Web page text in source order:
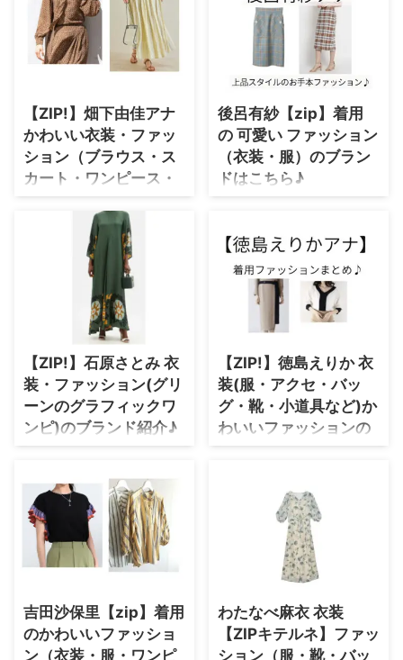
【ZIP!】で着用している衣装やフ
ァッションのブランド名や購入先
紹介♪ この投稿をInstagram
で見る 貴島 明日香
シェアした投稿 - 2020年 5月月
13日午後11時38分PDT ＼貴島
明日香(年齢・身長)など参考に♪
／ 生年月日 1996年2月15日(歳)
身長 170cm 血液型 AB型 メモ 好
きなお天気キャス ...
ス】もう中学生(もう中)衣装速報
♪大人気のもう中がテレビ番組で
着ている着用ファッションのブラ
ンド名や購入先を紹介しているペ
ージです♪ そうおっしゃっていた
だき、ありがとうございます！
https://t.co/tUZAJCQBiF — もう
中学生 (@mouchumaruta)
December 1, 2021 もう中学生(も
う中)衣装・ファッション(洋服・
アクセ・靴・バッグ・腕時計・小
♪【随時更新】 他 ...
【ZIP!】畑下由佳アナ
かわいい衣装・ファッ
ション（ブラウス・ス
カート・ワンピース・
コート）のブランド紹
畑下由佳(はたしたゆか)アナが
【ZIP!】で着用している衣装・フ
ァッション・ブランド紹介♪ 洋服
アクセサリー 靴 腕時計 小道具
などなど、随時チェックして更新
してます♪ ぜひブックマークして
チェックして下さいね♪ こ
の投稿をInstagramで見る
畑下由佳（日本テレビアナ
ウンサー）(@y_hatashita)がシェ
アした投稿 【zip】畑下由佳ア
ナ衣装(ブラウス)のブランドはこ
後呂有紗【zip】着用
の 可愛い ファッション
（衣装・服）のブラン
ドはこちら♪
日テレ「ZIP!」 毎週月曜日～金
この投稿をInstagramで見る
ZIP!(@ntvzip)がシェアし
た投稿 - 2020年 4月月20日午前
1時19分PDT このページでは
【zip】で 後呂有紗(うしろ あり
さ)さんが着用している衣装
ランド名・アクセサリー・購入先
等）やコーデを紹介します♪ ＼
後呂有紗(年齢・身長)など参考に
♪／ 生年月日 1994 ...
【ZIP!】石原さとみ 衣
装・ファッション(グリ
ーンのグラフィックワ
ンピ)のブランド紹介♪
【ZIP!】で石原さとみさんが着用
ランド紹介♪ 水ト麻美アナが話題
の人に迫る 「#mito_meets」 今
回は俳優 #石原さとみ さんに
meets！ 女優、そして一人の女
性としての変化、 さらに、夢を
分ごろです！#明日のZIP! #ZIP特
集 #ZIP!🎀
pic.twitter.com/RY9ez3ejfm —
【ZIP!】徳島えりか 衣
装(服・アクセ・バッ
グ・靴・小道具など)か
わいいファッションの
ブランド・購入先紹介
徳島えりかアナが着用している花
柄アイテム多めの衣装やファッシ
ョンのブランド紹介♪
吉田沙保里【zip】着用
のかわいいファッショ
ン（衣装・服・ワンピ
わたなべ麻衣 衣装
【ZIPキテルネ】ファッ
ション（服・靴・バッ